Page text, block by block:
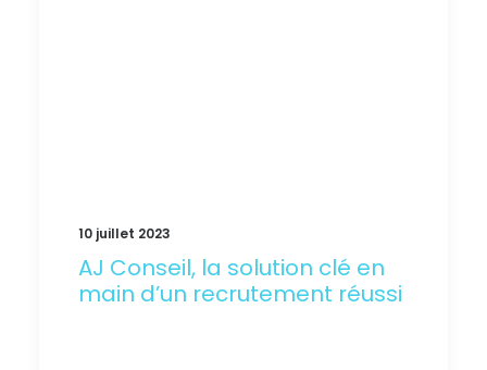
10 juillet 2023
AJ Conseil, la solution clé en
main d’un recrutement réussi